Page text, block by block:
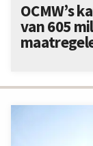
OCMW’s
van 605